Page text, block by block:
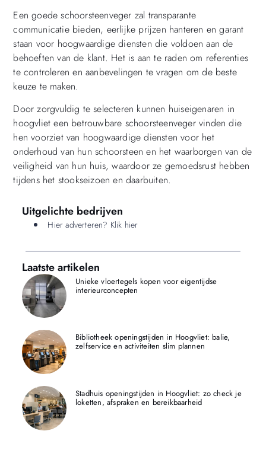
Een goede schoorsteenveger zal transparante
communicatie bieden, eerlijke prijzen hanteren en garant
staan voor hoogwaardige diensten die voldoen aan de
behoeften van de klant. Het is aan te raden om referenties
te controleren en aanbevelingen te vragen om de beste
keuze te maken.
Door zorgvuldig te selecteren kunnen huiseigenaren in
hoogvliet een betrouwbare schoorsteenveger vinden die
hen voorziet van hoogwaardige diensten voor het
onderhoud van hun schoorsteen en het waarborgen van de
veiligheid van hun huis, waardoor ze gemoedsrust hebben
tijdens het stookseizoen en daarbuiten.
Uitgelichte bedrijven
Hier adverteren? Klik hier
Laatste artikelen
Unieke vloertegels kopen voor eigentijdse
interieurconcepten
Bibliotheek openingstijden in Hoogvliet: balie,
zelfservice en activiteiten slim plannen
Stadhuis openingstijden in Hoogvliet: zo check je
loketten, afspraken en bereikbaarheid